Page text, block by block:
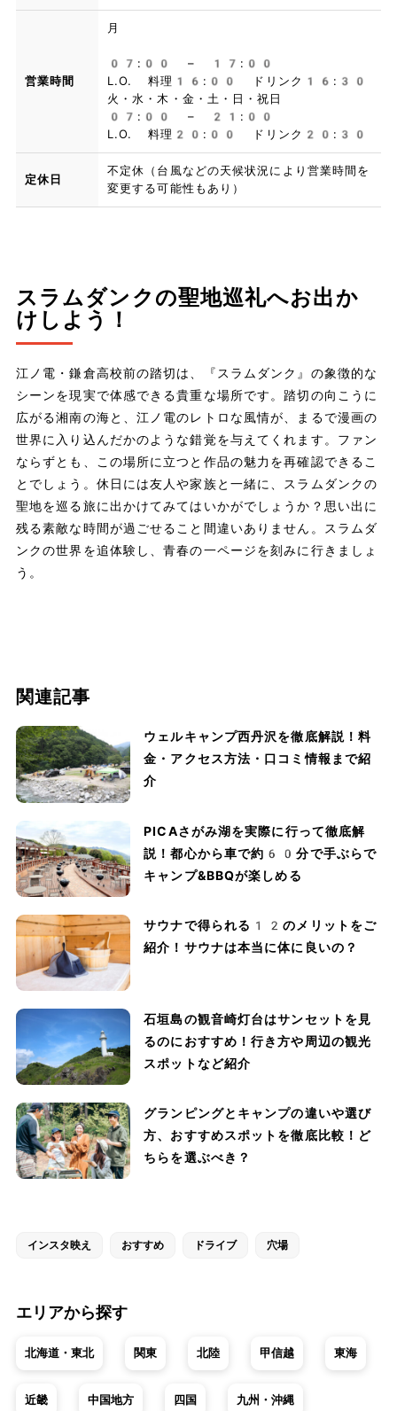
営業時間
月
07:00 – 17:00
L.O. 料理16:00 ドリンク16:30
火・水・木・金・土・日・祝日
07:00 – 21:00
L.O. 料理20:00 ドリンク20:30
定休日
不定休（台風などの天候状況により営業時間を
変更する可能性もあり）
スラムダンクの聖地巡礼へお出か
けしよう！
江ノ電・鎌倉高校前の踏切は、『スラムダンク』の象徴的な
シーンを現実で体感できる貴重な場所です。踏切の向こうに
広がる湘南の海と、江ノ電のレトロな風情が、まるで漫画の
世界に入り込んだかのような錯覚を与えてくれます。ファン
ならずとも、この場所に立つと作品の魅力を再確認できるこ
とでしょう。休日には友人や家族と一緒に、スラムダンクの
聖地を巡る旅に出かけてみてはいかがでしょうか？思い出に
残る素敵な時間が過ごせること間違いありません。スラムダ
ンクの世界を追体験し、青春の一ページを刻みに行きましょ
う。
関連記事
ウェルキャンプ西丹沢を徹底解説！料
金・アクセス方法・口コミ情報まで紹
介
PICAさがみ湖を実際に行って徹底解
説！都心から車で約60分で手ぶらで
キャンプ&BBQが楽しめる
サウナで得られる12のメリットをご
紹介！サウナは本当に体に良いの？
石垣島の観音崎灯台はサンセットを見
るのにおすすめ！行き方や周辺の観光
スポットなど紹介
グランピングとキャンプの違いや選び
方、おすすめスポットを徹底比較！ど
ちらを選ぶべき？
インスタ映え おすすめ ドライブ 穴場
エリアから探す
北海道・東北 関東 北陸 甲信越 東海
近畿 中国地方 四国 九州・沖縄